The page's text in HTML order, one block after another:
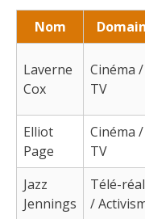
Nom
Laverne
Cox
Cinéma /
TV
Elliot
Page
Cinéma /
TV
Jazz
Jennings
Télé-
/